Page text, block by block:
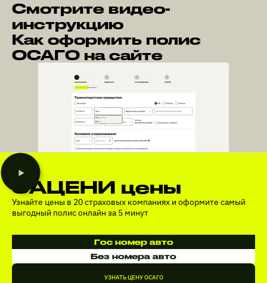
Смотрите видео-
инструкцию
Как оформить полис
ОСАГО на сайте
ЗАЦЕНИ цены
Узнайте цены в 20 страховых компаниях и оформите самый
выгодный полис онлайн за 5 минут
Гос номер авто
Без номера авто
УЗНАТЬ ЦЕНУ ОСАГО